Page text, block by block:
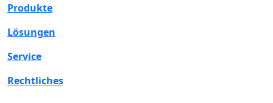
Produkte
Lösungen
Service
Rechtliches